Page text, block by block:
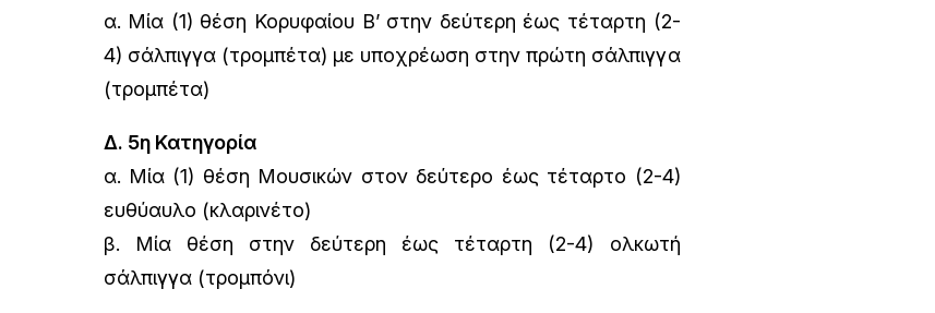
α. Μία (1) θέση Κορυφαίου Β’ στην δεύτερη έως τέταρτη (2-
4) σάλπιγγα (τρομπέτα) με υποχρέωση στην πρώτη σάλπιγγα
(τρομπέτα)
Δ. 5η Κατηγορία
α. Μία (1) θέση Μουσικών στον δεύτερο έως τέταρτο (2-4)
ευθύαυλο (κλαρινέτο)
β. Μία θέση στην δεύτερη έως τέταρτη (2-4) ολκωτή
σάλπιγγα (τρομπόνι)